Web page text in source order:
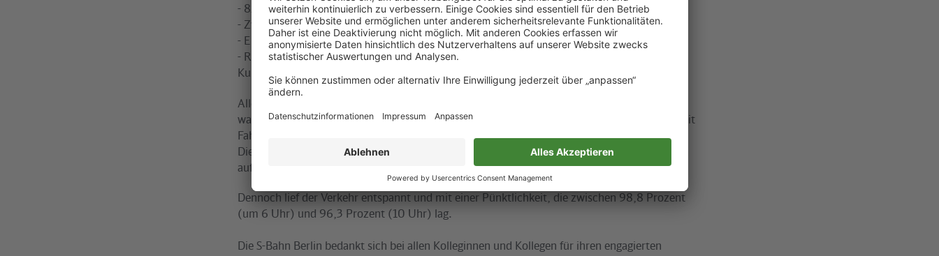
- 85 zusätzliche Fahrten auf der S1 und der S5 – 35 mehr als ursprünglich geplant
- Zwei zusätzliche Fahrten auf dem Ring S41/42
- Einsatz von vier zusätzlichen Zügen aus der Betriebsreserve
- Rund 100 zusätzliche Mitarbeiter waren auf den Bahnsteigen im Einsatz für die
Kundeninformation und zur Unterstützung des Betriebes
Alle Lokführer traten am Freitagmorgen pünktlich ihren Dienst an, auch alle Reservezüge
waren mit Personal besetzt. Die zusätzlichen Züge wurden teilweise von Führungskräften mit
Fahrlizenz gelenkt.
Die Auslastung der Züge lag bei durchschnittlich 90 Prozent – am vollsten waren die Wagen
auf dem östlichen Ring und im Bereich Friedrichstraße.
Dennoch lief der Verkehr entspannt und mit einer Pünktlichkeit, die zwischen 98,8 Prozent
(um 6 Uhr) und 96,3 Prozent (10 Uhr) lag.
Die S-Bahn Berlin bedankt sich bei allen Kolleginnen und Kollegen für ihren engagierten